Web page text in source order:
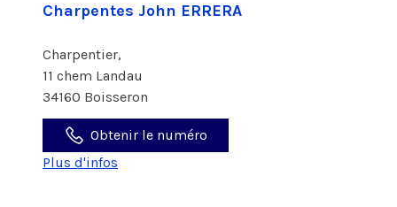
Charpentes John ERRERA
Charpentier,
11 chem Landau
34160 Boisseron
Obtenir le numéro
Plus d'infos